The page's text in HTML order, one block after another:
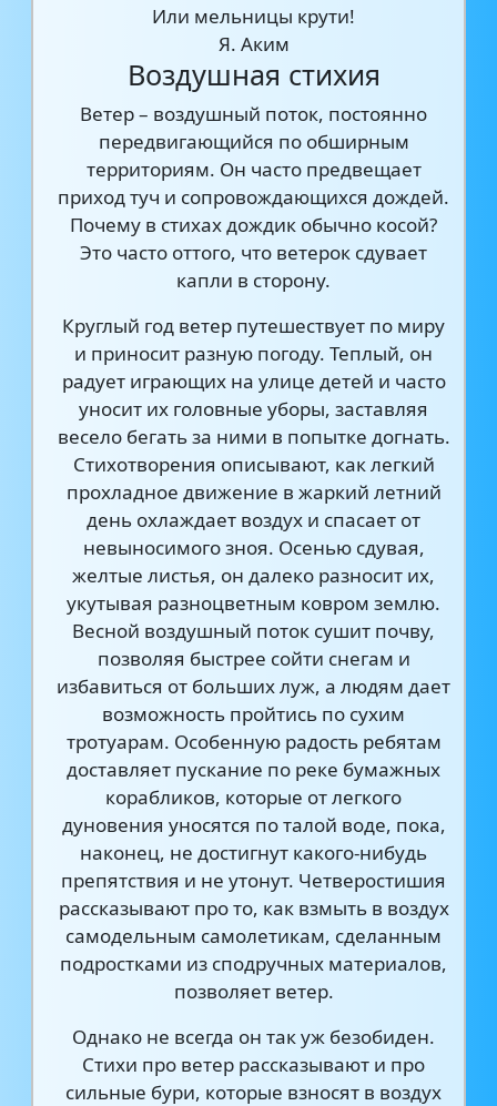
Или мельницы крути!
Я. Аким
Воздушная стихия
Ветер – воздушный поток, постоянно
передвигающийся по обширным
территориям. Он часто предвещает
приход туч и сопровождающихся дождей.
Почему в стихах дождик обычно косой?
Это часто оттого, что ветерок сдувает
капли в сторону.
Круглый год ветер путешествует по миру
и приносит разную погоду. Теплый, он
радует играющих на улице детей и часто
уносит их головные уборы, заставляя
весело бегать за ними в попытке догнать.
Стихотворения описывают, как легкий
прохладное движение в жаркий летний
день охлаждает воздух и спасает от
невыносимого зноя. Осенью сдувая,
желтые листья, он далеко разносит их,
укутывая разноцветным ковром землю.
Весной воздушный поток сушит почву,
позволяя быстрее сойти снегам и
избавиться от больших луж, а людям дает
возможность пройтись по сухим
тротуарам. Особенную радость ребятам
доставляет пускание по реке бумажных
корабликов, которые от легкого
дуновения уносятся по талой воде, пока,
наконец, не достигнут какого-нибудь
препятствия и не утонут. Четверостишия
рассказывают про то, как взмыть в воздух
самодельным самолетикам, сделанным
подростками из сподручных материалов,
позволяет ветер.
Однако не всегда он так уж безобиден.
Стихи про ветер рассказывают и про
сильные бури, которые взносят в воздух